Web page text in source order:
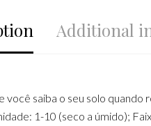
Additional
você saiba o seu solo
1-10 (seco a úmido);